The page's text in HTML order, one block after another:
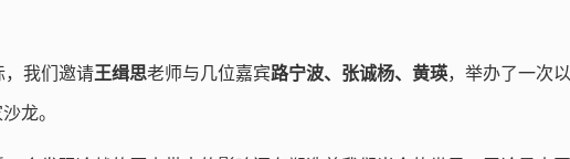
，我们邀请王缉思老师与几位嘉宾路宁波、张诚杨、黄瑛，举办了一次以
龙。